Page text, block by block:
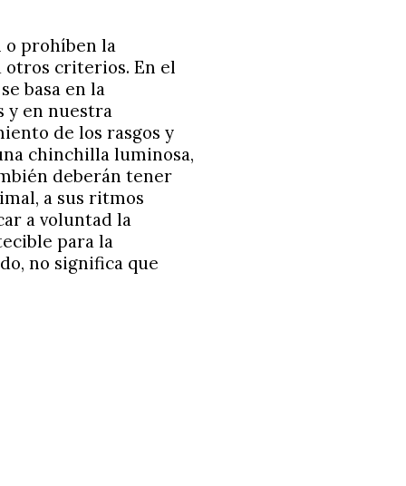
o prohíben la
criterios. En el
basa en la
y en nuestra
de los rasgos y
chinchilla luminosa,
deberán tener
a sus ritmos
a voluntad la
para la
no significa que